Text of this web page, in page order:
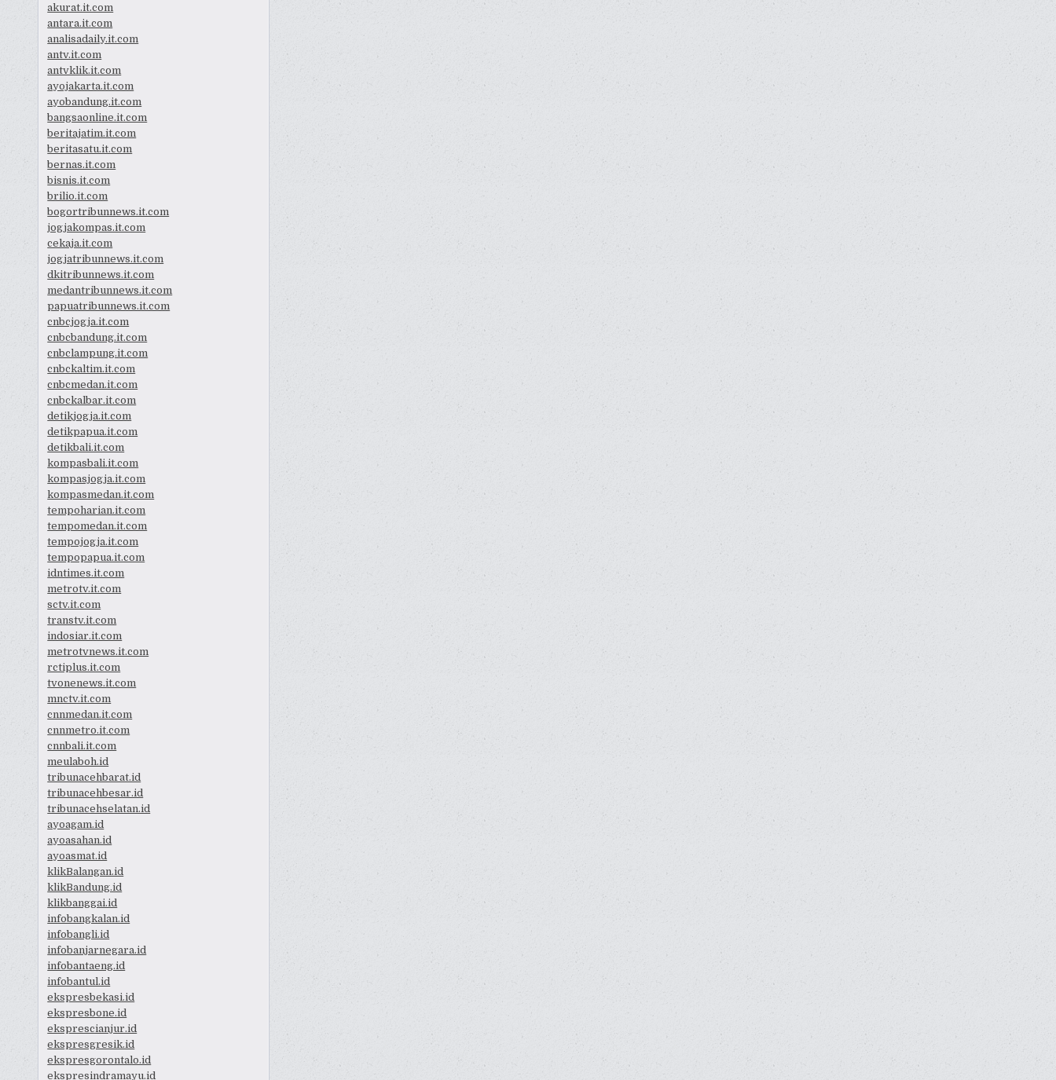
akurat.it.com
antara.it.com
analisadaily.it.com
antv.it.com
antvklik.it.com
ayojakarta.it.com
ayobandung.it.com
bangsaonline.it.com
beritajatim.it.com
beritasatu.it.com
bernas.it.com
bisnis.it.com
brilio.it.com
bogortribunnews.it.com
jogjakompas.it.com
cekaja.it.com
jogjatribunnews.it.com
dkitribunnews.it.com
medantribunnews.it.com
papuatribunnews.it.com
cnbcjogja.it.com
cnbcbandung.it.com
cnbclampung.it.com
cnbckaltim.it.com
cnbcmedan.it.com
cnbckalbar.it.com
detikjogja.it.com
detikpapua.it.com
detikbali.it.com
kompasbali.it.com
kompasjogja.it.com
kompasmedan.it.com
tempoharian.it.com
tempomedan.it.com
tempojogja.it.com
tempopapua.it.com
idntimes.it.com
metrotv.it.com
sctv.it.com
transtv.it.com
indosiar.it.com
metrotvnews.it.com
rctiplus.it.com
tvonenews.it.com
mnctv.it.com
cnnmedan.it.com
cnnmetro.it.com
cnnbali.it.com
meulaboh.id
tribunacehbarat.id
tribunacehbesar.id
tribunacehselatan.id
ayoagam.id
ayoasahan.id
ayoasmat.id
klikBalangan.id
klikBandung.id
klikbanggai.id
infobangkalan.id
infobangli.id
infobanjarnegara.id
infobantaeng.id
infobantul.id
ekspresbekasi.id
ekspresbone.id
eksprescianjur.id
ekspresgresik.id
ekspresgorontalo.id
ekspresindramayu.id